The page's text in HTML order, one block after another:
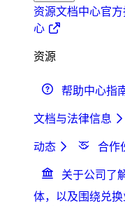
资源文档中心官方
心
资源
帮助中心指
文档与法律信息
动态 合作
关于公司 了
体，以及围绕兑换